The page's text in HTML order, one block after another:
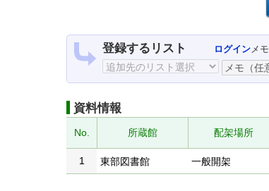
登録するリスト ログインメモ
資料情報
No. 所蔵館 配架場所
1
東部図書館 一般開架